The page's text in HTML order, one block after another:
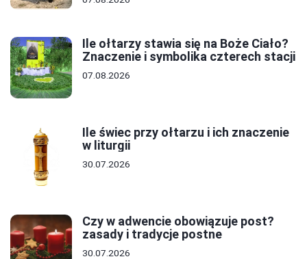
Ile ołtarzy stawia się na Boże Ciało?
Znaczenie i symbolika czterech stacji
07.08.2026
Ile świec przy ołtarzu i ich znaczenie
w liturgii
30.07.2026
Czy w adwencie obowiązuje post?
zasady i tradycje postne
30.07.2026